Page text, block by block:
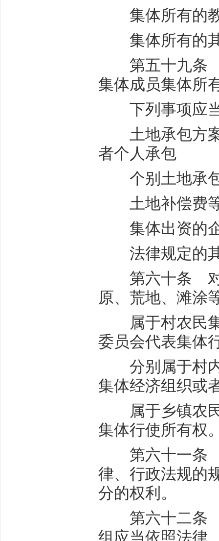
集体所有的教
集体所有的其
第五十九条
集体成员集体所
下列事项应当
土地承包方案
者个人承包
个别土地承包
土地补偿费等
集体出资的企
法律规定的
第六十条 对
原、荒地、滩涂
属于村农民集
委员会代表集体
分别属于村内
集体经济组织或
属于乡镇农民
集体行使所有权
第六十一条
律、行政法规的
分的权利。
第六十二条
组应当依照法律